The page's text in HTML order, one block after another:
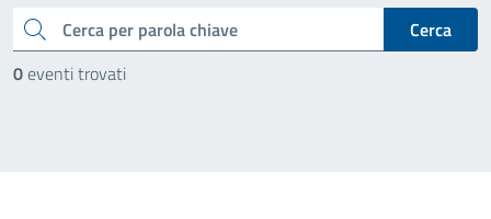
cerca
Cerca
0eventi trovati